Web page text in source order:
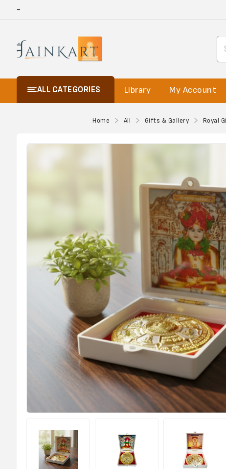
-
ALL CATEGORIES Library My Account
Home All Gifts & Gallery Royal